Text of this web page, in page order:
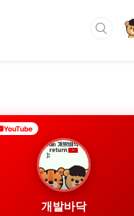
YouTube
개발바닥